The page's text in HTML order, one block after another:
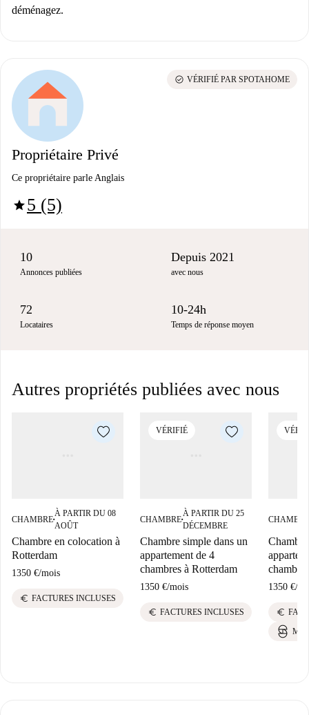
déménagez.
Propriétaire Privé
Ce propriétaire parle Anglais
star5 (5)
check_circle VÉRIFIÉ PAR SPOTAHOME
10
Annonces publiées
Depuis 2021
avec nous
72
Locataires
10-24h
Temps de réponse moyen
Autres propriétés publiées avec nous
CHAMBRE■
À PARTIR DU 08
AOÛT
Chambre en colocation à
Rotterdam
1350 €/mois
euro FACTURES INCLUSES
VÉRIFIÉ
CHAMBRE■
À PARTIR DU 25
DÉCEMBRE
Chambre simple dans un
appartement de 4
chambres à Rotterdam
1350 €/mois
euro FACTURES INCLUSES
CHAMBRE
1350 €/
euro